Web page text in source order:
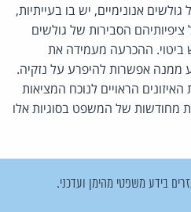
אנונימיים, יש בו בעייתיות,
הסבירות של גולשים
ביטוי. ההכרעה מעמידה את
אפשרות להיפרע על נזקיה.
הראויים לנוכח המציאות
מחודשות של המשפט בסוגיות אלו
בידע משפטי מהימן ועדכני.